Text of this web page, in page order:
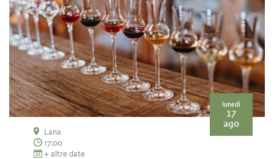
lunedì
17
ago
Lana
17:00
+ altre date